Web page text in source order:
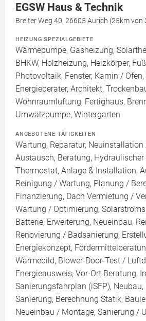
EGSW Haus & Technik
Breiter Weg 40, 26605 Aurich (25km
HEIZUNG SPEZIALGEBIETE
Wärmepumpe, Gasheizung,
BHKW, Holzheizung, Heizkörper,
Photovoltaik, Fenster, Kamin /
Energieberater, Architekt,
Wohnraumlüftung, Fertighaus,
Umwälzpumpe, Wintergarten
ANGEBOTENE TÄTIGKEITEN
Wartung, Reparatur, Neuinstallation
Austausch, Beratung, Hydraulischer
Thermostat, Anlage & Installation,
Reinigung / Wartung, Planung /
Finanzierung, Dach Vermietung /
Wartung / Optimierung,
Batterie, Erweiterung, Neueinbau,
Renovierung / Badsanierung,
Energiekonzept,
Wärmebild, Blower-Door-Test /
Energieausweis, Vor-Ort Beratung,
Sanierungsfahrplan (iSFP),
Sanierung, Berechnung Statik,
Neueinbau / Montage, Sanierung /